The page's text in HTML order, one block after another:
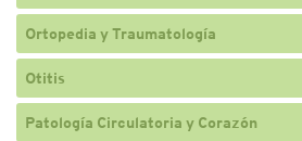
Ortopedia y Traumatología
Otitis
Patología Circulatoria y Corazón